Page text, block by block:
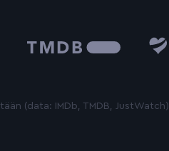
Database
(data: IMDb, TMDB, JustWatch)